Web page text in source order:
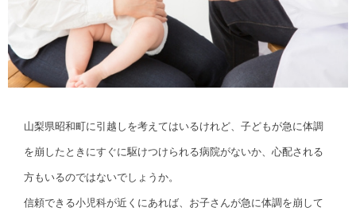
山梨県昭和町に引越しを考えてはいるけれど、子どもが急に体調
を崩したときにすぐに駆けつけられる病院がないか、心配される
方もいるのではないでしょうか。
信頼できる小児科が近くにあれば、お子さんが急に体調を崩して